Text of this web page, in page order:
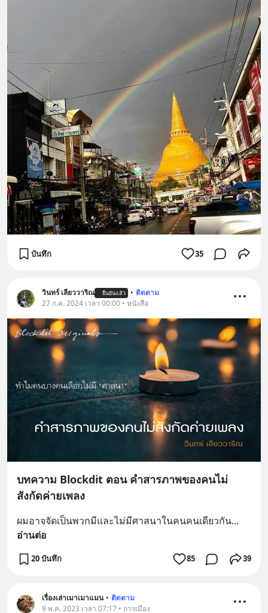
บันทึก 35
วินทร์ เลียววาริณ ยืนยันแล้ว • ติดตาม
27 ก.ค. 2024 เวลา 00:00 • หนังสือ
บทความ Blockdit ตอน คำสารภาพของคนไม่
สังกัดค่ายเพลง
ผมอาจจัดเป็นพวกมีและไม่มีศาสนาในคนคนเดียวกัน
อ่านต่อ
20 บันทึก 85 39
เรื่องเล่าเมาเมาแมน • ติดตาม
9 พ.ค. 2023 เวลา 07:17 • การเมือง